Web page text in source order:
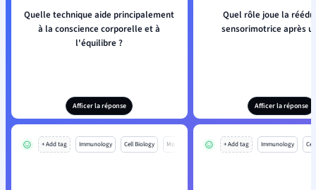
Quelle technique aide principalement
à la conscience corporelle et à
l'équilibre ?
Afficer la réponse
Quel rôle joue la
sensorimotrice après
Afficer la réponse
+ Add tag Immunology Cell Biology Mo + Add tag Immunology